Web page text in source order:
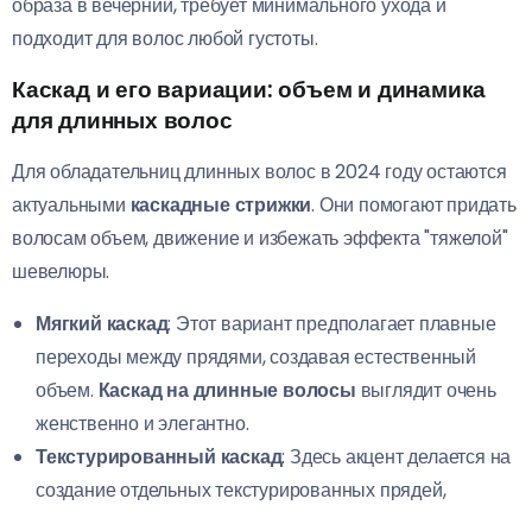
подходит для волос любой густоты.
Каскад и его вариации: объем и динамика
для длинных волос
Для обладательниц длинных волос в 2024 году остаются
актуальными каскадные стрижки. Они помогают придать
волосам объем, движение и избежать эффекта "тяжелой"
шевелюры.
Мягкий каскад: Этот вариант предполагает плавные
переходы между прядями, создавая естественный
объем. Каскад на длинные волосы выглядит очень
женственно и элегантно.
Текстурированный каскад: Здесь акцент делается на
создание отдельных текстурированных прядей,